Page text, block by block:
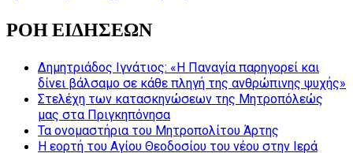
ΡΟΗ ΕΙΔΗΣΕΩΝ
Δημητριάδος Ιγνάτιος: «Η Παναγία παρηγορεί και
δίνει βάλσαμο σε κάθε πληγή της ανθρώπινης ψυχής»
Στελέχη των κατασκηνώσεων της Μητροπόλεώς
μας στα Πριγκηπόνησα
Τα ονομαστήρια του Μητροπολίτου Άρτης
Η εορτή του Αγίου Θεοδοσίου του νέου στην Ιερά